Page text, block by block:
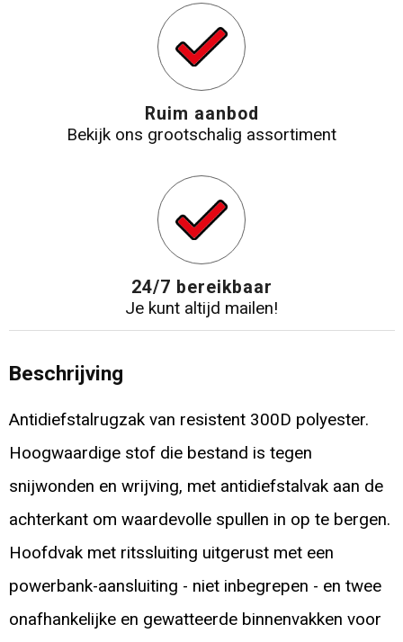
Ruim aanbod
Bekijk ons grootschalig assortiment
24/7 bereikbaar
Je kunt altijd mailen!
Beschrijving
Antidiefstalrugzak van resistent 300D polyester.
Hoogwaardige stof die bestand is tegen
snijwonden en wrijving, met antidiefstalvak aan de
achterkant om waardevolle spullen in op te bergen.
Hoofdvak met ritssluiting uitgerust met een
powerbank-aansluiting - niet inbegrepen - en twee
onafhankelijke en gewatteerde binnenvakken voor